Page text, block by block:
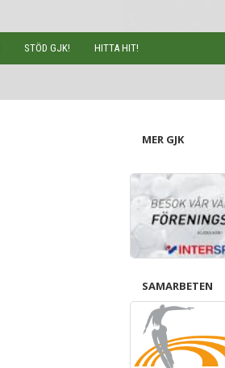
STÖD GJK! HITTA HIT!
MER GJK
SAMARBETEN